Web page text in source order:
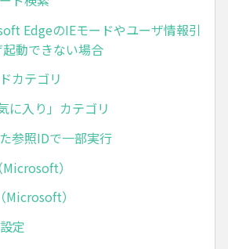
EdgeのIEモードやユーザ情報引
動できない場合
カテゴリ
に入り」カテゴリ
参照IDで一部実行
）
Microsoft）
定